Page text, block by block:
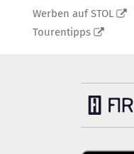
Werben auf STOL
Tourentipps